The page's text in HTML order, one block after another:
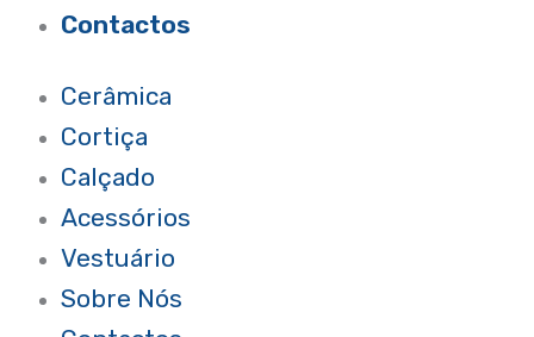
Contactos
Cerâmica
Cortiça
Calçado
Acessórios
Vestuário
Sobre Nós